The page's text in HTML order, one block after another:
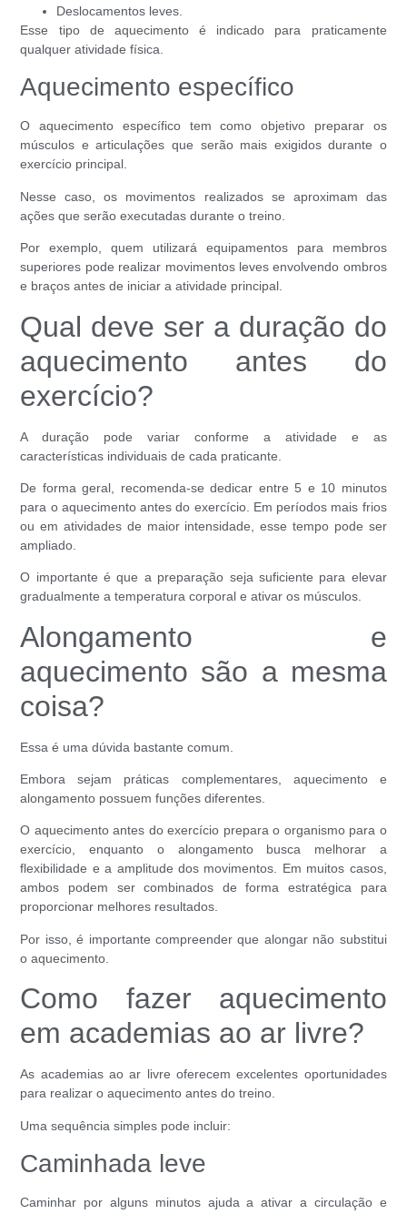
Deslocamentos leves.
Esse tipo de aquecimento é indicado para praticamente
qualquer atividade física.
Aquecimento específico
O aquecimento específico tem como objetivo preparar os
músculos e articulações que serão mais exigidos durante o
exercício principal.
Nesse caso, os movimentos realizados se aproximam das
ações que serão executadas durante o treino.
Por exemplo, quem utilizará equipamentos para membros
superiores pode realizar movimentos leves envolvendo ombros
e braços antes de iniciar a atividade principal.
Qual deve ser a duração do
aquecimento antes do
exercício?
A duração pode variar conforme a atividade e as
características individuais de cada praticante.
De forma geral, recomenda-se dedicar entre 5 e 10 minutos
para o aquecimento antes do exercício. Em períodos mais frios
ou em atividades de maior intensidade, esse tempo pode ser
ampliado.
O importante é que a preparação seja suficiente para elevar
gradualmente a temperatura corporal e ativar os músculos.
Alongamento e
aquecimento são a mesma
coisa?
Essa é uma dúvida bastante comum.
Embora sejam práticas complementares, aquecimento e
alongamento possuem funções diferentes.
O aquecimento antes do exercício prepara o organismo para o
exercício, enquanto o alongamento busca melhorar a
flexibilidade e a amplitude dos movimentos. Em muitos casos,
ambos podem ser combinados de forma estratégica para
proporcionar melhores resultados.
Por isso, é importante compreender que alongar não substitui
o aquecimento.
Como fazer aquecimento
em academias ao ar livre?
As academias ao ar livre oferecem excelentes oportunidades
para realizar o aquecimento antes do treino.
Uma sequência simples pode incluir:
Caminhada leve
Caminhar por alguns minutos ajuda a ativar a circulação e